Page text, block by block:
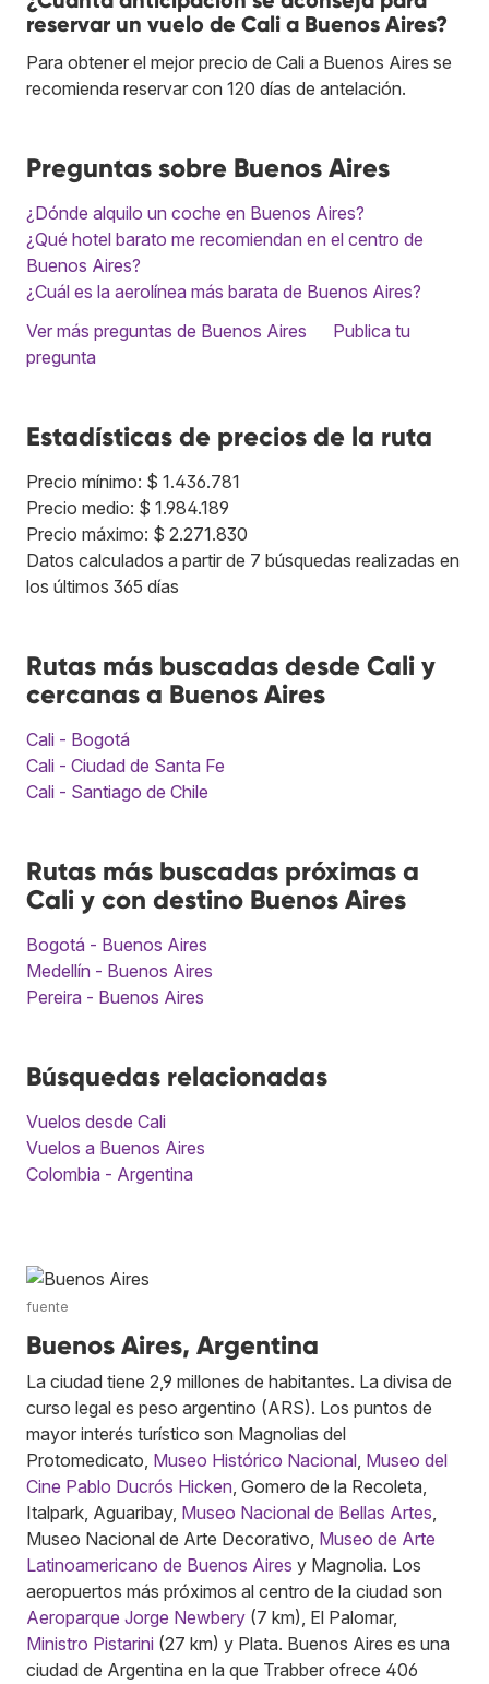
reservar un vuelo de Cali a Buenos Aires?
Para obtener el mejor precio de Cali a Buenos Aires se
recomienda reservar con 120 días de antelación.
Preguntas sobre Buenos Aires
¿Dónde alquilo un coche en Buenos Aires?
¿Qué hotel barato me recomiendan en el centro de
Buenos Aires?
¿Cuál es la aerolínea más barata de Buenos Aires?
Ver más preguntas de Buenos Aires
Publica tu
pregunta
Estadísticas de precios de la ruta
Precio mínimo: $ 1.436.781
Precio medio: $ 1.984.189
Precio máximo: $ 2.271.830
Datos calculados a partir de 7 búsquedas realizadas en
los últimos 365 días
Rutas más buscadas desde Cali y
cercanas a Buenos Aires
Cali - Bogotá
Cali - Ciudad de Santa Fe
Cali - Santiago de Chile
Rutas más buscadas próximas a
Cali y con destino Buenos Aires
Bogotá - Buenos Aires
Medellín - Buenos Aires
Pereira - Buenos Aires
Búsquedas relacionadas
Vuelos desde Cali
Vuelos a Buenos Aires
Colombia - Argentina
fuente
Buenos Aires, Argentina
La ciudad tiene 2,9 millones de habitantes. La divisa de
curso legal es peso argentino (ARS). Los puntos de
mayor interés turístico son Magnolias del
Protomedicato, Museo Histórico Nacional, Museo del
Cine Pablo Ducrós Hicken, Gomero de la Recoleta,
Italpark, Aguaribay, Museo Nacional de Bellas Artes,
Museo Nacional de Arte Decorativo, Museo de Arte
Latinoamericano de Buenos Aires y Magnolia. Los
aeropuertos más próximos al centro de la ciudad son
Aeroparque Jorge Newbery (7 km), El Palomar,
Ministro Pistarini (27 km) y Plata. Buenos Aires es una
ciudad de Argentina en la que Trabber ofrece 406